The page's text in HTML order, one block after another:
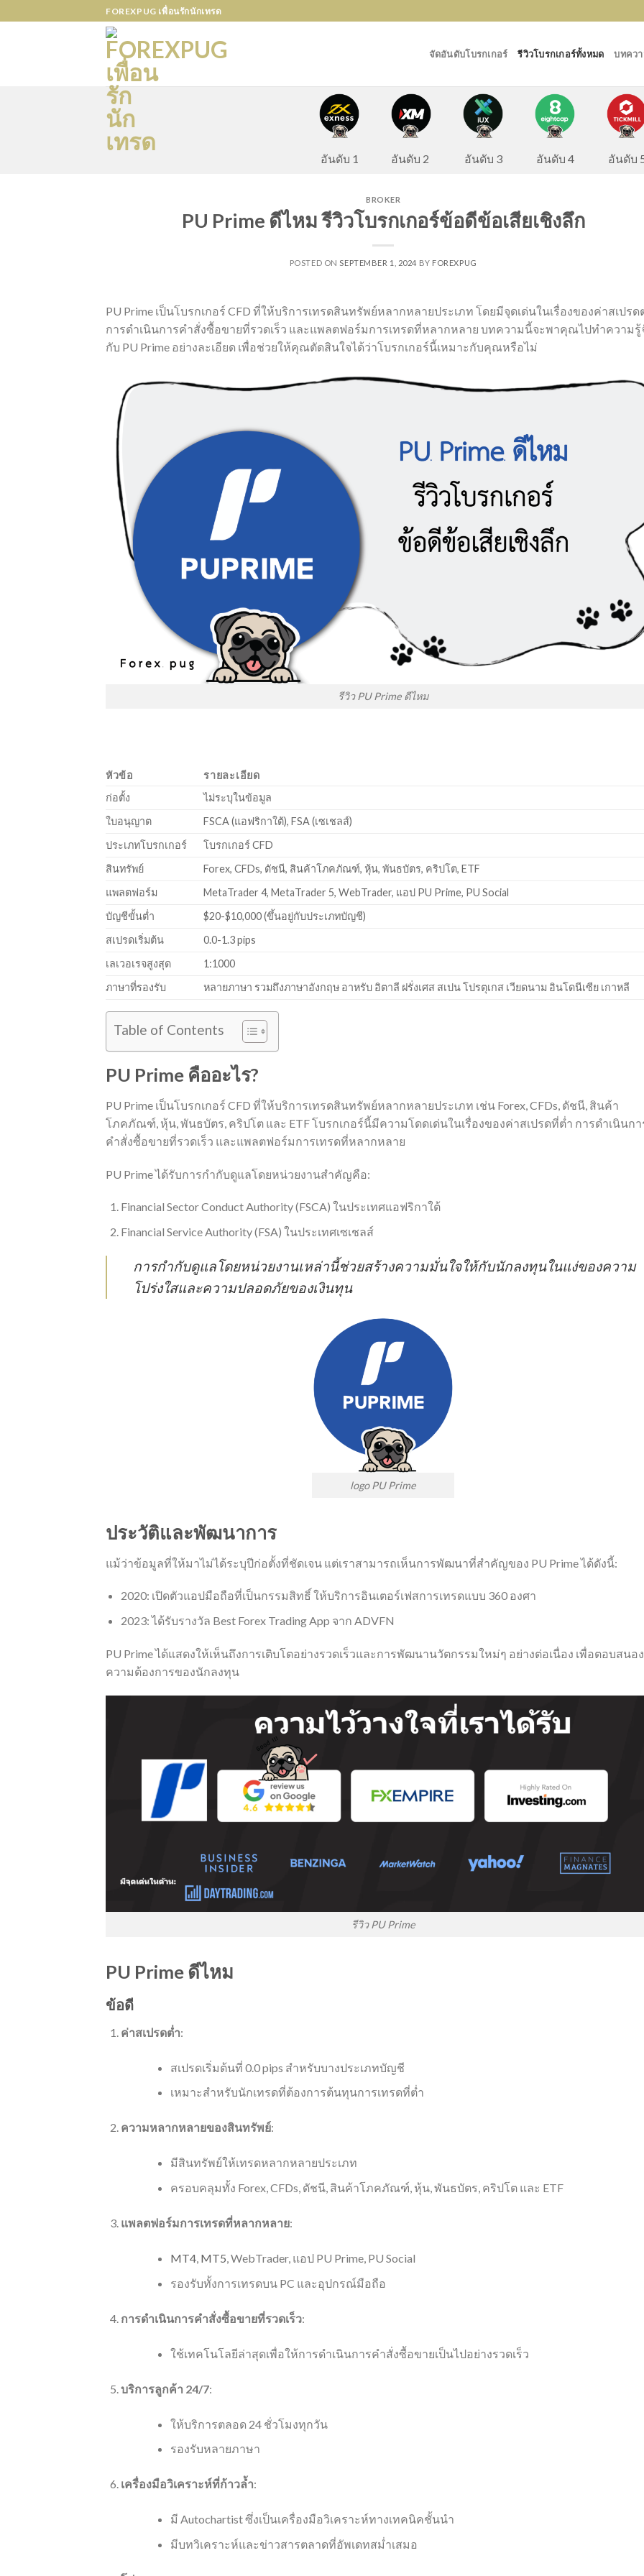
to
FOREXPUG เพื่อนรักนักเทรด
จัดอันดับโบรกเกอร์ รีวิวโบรกเกอร์ทั้งหมด บทคว
อันดับ 1 อันดับ 2 อันดับ 3 อันดับ 4 อันดับ
BROKER
PU Prime ดีไหม รีวิวโบรกเกอร์ข้อดีข้อเสียเชิงลึก
POSTED ON SEPTEMBER 1, 2024 BY FOREXPUG
PU Prime เป็นโบรกเกอร์ CFD ที่ให้บริการเทรดสินทรัพย์หลากหลายประเภท โดยมีจุดเด่นในเรื่องของค่าสเปรด
การดำเนินการคำสั่งซื้อขายที่รวดเร็ว และแพลตฟอร์มการเทรดที่หลากหลาย บทความนี้จะพาคุณไปทำความรู้
กับ PU Prime อย่างละเอียด เพื่อช่วยให้คุณตัดสินใจได้ว่าโบรกเกอร์นี้เหมาะกับคุณหรือไม่
รีวิว PU Prime ดีไหม
หัวข้อ
รายละเอียด
ก่อตั้ง
ไม่ระบุในข้อมูล
ใบอนุญาต
FSCA (แอฟริกาใต้), FSA (เซเชลส์)
ประเภทโบรกเกอร์
โบรกเกอร์ CFD
สินทรัพย์
Forex, CFDs, ดัชนี, สินค้าโภคภัณฑ์, หุ้น, พันธบัตร, คริปโต, ETF
แพลตฟอร์ม
MetaTrader 4, MetaTrader 5, WebTrader, แอป PU Prime, PU Social
บัญชีขั้นต่ำ
$20-$10,000 (ขึ้นอยู่กับประเภทบัญชี)
สเปรดเริ่มต้น
0.0-1.3 pips
เลเวอเรจสูงสุด
1:1000
ภาษาที่รองรับ
หลายภาษา รวมถึงภาษาอังกฤษ อาหรับ อิตาลี ฝรั่งเศส สเปน โปรตุเกส เวียดนาม อินโดนีเซีย เกาหลี
Table of Contents
PU Prime คืออะไร?
PU Prime เป็นโบรกเกอร์ CFD ที่ให้บริการเทรดสินทรัพย์หลากหลายประเภท เช่น Forex, CFDs, ดัชนี, สินค้า
โภคภัณฑ์, หุ้น, พันธบัตร, คริปโต และ ETF โบรกเกอร์นี้มีความโดดเด่นในเรื่องของค่าสเปรดที่ต่ำ การดำเนินกา
คำสั่งซื้อขายที่รวดเร็ว และแพลตฟอร์มการเทรดที่หลากหลาย
PU Prime ได้รับการกำกับดูแลโดยหน่วยงานสำคัญคือ:
Financial Sector Conduct Authority (FSCA) ในประเทศแอฟริกาใต้
Financial Service Authority (FSA) ในประเทศเซเชลส์
การกำกับดูแลโดยหน่วยงานเหล่านี้ช่วยสร้างความมั่นใจให้กับนักลงทุนในแง่ของความ
โปร่งใสและความปลอดภัยของเงินทุน
logo PU Prime
ประวัติและพัฒนาการ
แม้ว่าข้อมูลที่ให้มาไม่ได้ระบุปีก่อตั้งที่ชัดเจน แต่เราสามารถเห็นการพัฒนาที่สำคัญของ PU Prime ได้ดังนี้:
2020: เปิดตัวแอปมือถือที่เป็นกรรมสิทธิ์ ให้บริการอินเตอร์เฟสการเทรดแบบ 360 องศา
2023: ได้รับรางวัล Best Forex Trading App จาก ADVFN
PU Prime ได้แสดงให้เห็นถึงการเติบโตอย่างรวดเร็วและการพัฒนานวัตกรรมใหม่ๆ อย่างต่อเนื่อง เพื่อตอบสนอง
ความต้องการของนักลงทุน
รีวิว PU Prime
PU Prime ดีไหม
ข้อดี
ค่าสเปรดต่ำ:
สเปรดเริ่มต้นที่ 0.0 pips สำหรับบางประเภทบัญชี
เหมาะสำหรับนักเทรดที่ต้องการต้นทุนการเทรดที่ต่ำ
ความหลากหลายของสินทรัพย์:
มีสินทรัพย์ให้เทรดหลากหลายประเภท
ครอบคลุมทั้ง Forex, CFDs, ดัชนี, สินค้าโภคภัณฑ์, หุ้น, พันธบัตร, คริปโต และ ETF
แพลตฟอร์มการเทรดที่หลากหลาย:
MT4, MT5, WebTrader, แอป PU Prime, PU Social
รองรับทั้งการเทรดบน PC และอุปกรณ์มือถือ
การดำเนินการคำสั่งซื้อขายที่รวดเร็ว:
ใช้เทคโนโลยีล่าสุดเพื่อให้การดำเนินการคำสั่งซื้อขายเป็นไปอย่างรวดเร็ว
บริการลูกค้า 24/7:
ให้บริการตลอด 24 ชั่วโมงทุกวัน
รองรับหลายภาษา
เครื่องมือวิเคราะห์ที่ก้าวล้ำ:
มี Autochartist ซึ่งเป็นเครื่องมือวิเคราะห์ทางเทคนิคชั้นนำ
มีบทวิเคราะห์และข่าวสารตลาดที่อัพเดทสม่ำเสมอ